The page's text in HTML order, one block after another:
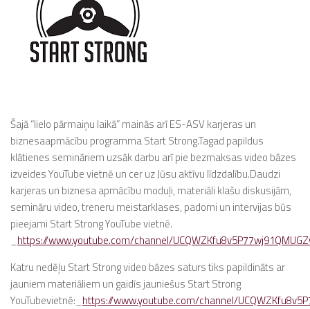
Šajā “lielo pārmaiņu laikā” mainās arī ES-ASV karjeras un
biznesaapmācību programma Start Strong.Tagad papildus
klātienes semināriem uzsāk darbu arī pie bezmaksas video bāzes
izveides YouTube vietnē un cer uz Jūsu aktīvu līdzdalību.Daudzi
karjeras un biznesa apmācību moduļi, materiāli klašu diskusijām,
semināru video, treneru meistarklases, padomi un intervijas būs
pieejami Start Strong YouTube vietnē.
https://www.youtube.com/channel/
Katru nedēļu Start Strong video bāzes saturs tiks papildināts ar
jauniem materiāliem un gaidīs jauniešus Start Strong
YouTubevietnē:_ https://www.youtube.com/channel/